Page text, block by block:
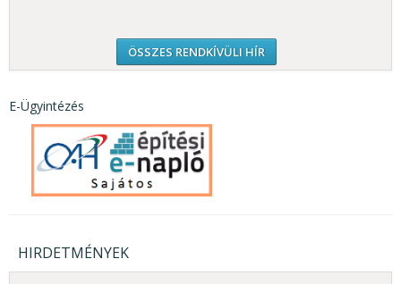
ÖSSZES RENDKÍVÜLI HÍR
E-Ügyintézés
HIRDETMÉNYEK